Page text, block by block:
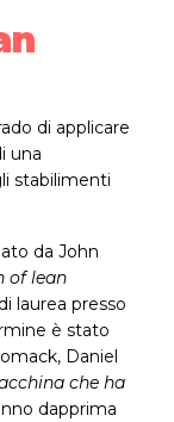
di applicare
una
stabilimenti
da John
of lean
laurea presso
è stato
Daniel
che ha
dapprima